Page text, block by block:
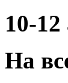
10-
На